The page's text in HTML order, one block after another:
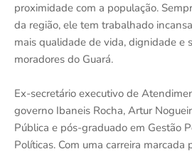
proximidade com a população.
da região, ele tem trabalhado
mais qualidade de vida, dignidade e
moradores do Guará.
Ex-secretário executivo de
governo Ibaneis Rocha, Artur
Pública e pós-graduado em Gestão
Políticas. Com uma carreira